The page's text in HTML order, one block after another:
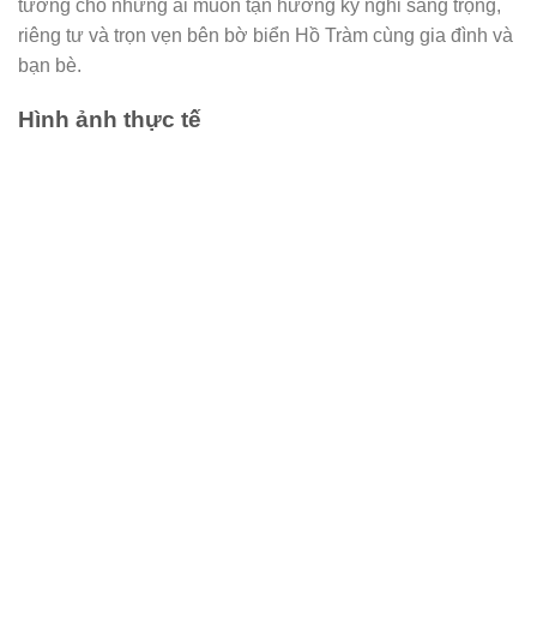
tưởng cho những ai muốn tận hưởng kỳ nghỉ sang trọng,
riêng tư và trọn vẹn bên bờ biển Hồ Tràm cùng gia đình và
bạn bè.
Hình ảnh thực tế